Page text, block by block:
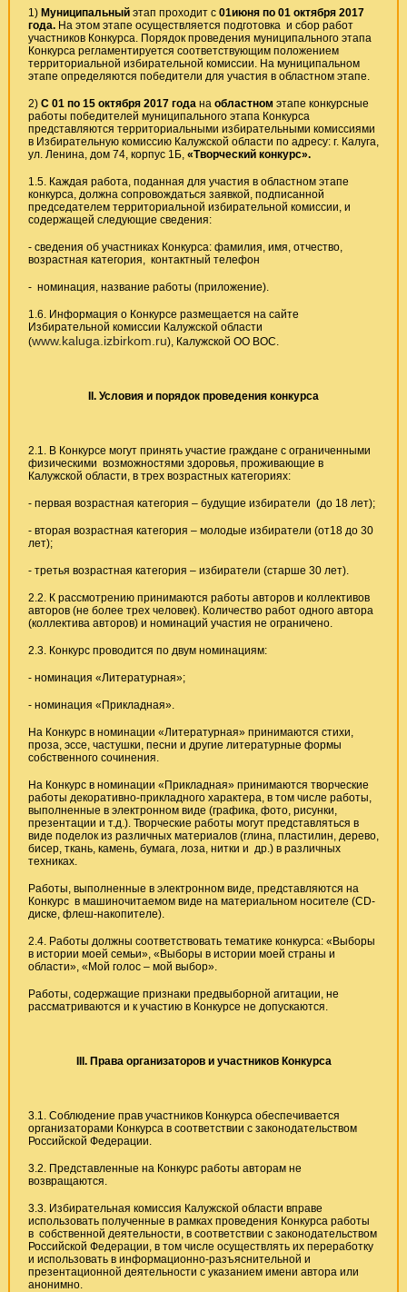
1) Муниципальный этап проходит с 01июня по 01 октября 2017
года. На этом этапе осуществляется подготовка и сбор работ
участников Конкурса. Порядок проведения муниципального этапа
Конкурса регламентируется соответствующим положением
территориальной избирательной комиссии. На муниципальном
этапе определяются победители для участия в областном этапе.
2) С 01 по 15 октября 2017 года на областном этапе конкурсные
работы победителей муниципального этапа Конкурса
представляются территориальными избирательными комиссиями
в Избирательную комиссию Калужской области по адресу: г. Калуга,
ул. Ленина, дом 74, корпус 1Б, «Творческий конкурс».
1.5. Каждая работа, поданная для участия в областном этапе
конкурса, должна сопровождаться заявкой, подписанной
председателем территориальной избирательной комиссии, и
содержащей следующие сведения:
- сведения об участниках Конкурса: фамилия, имя, отчество,
возрастная категория, контактный телефон
- номинация, название работы (приложение).
1.6. Информация о Конкурсе размещается на сайте
Избирательной комиссии Калужской области
(www.kaluga.izbirkom.ru), Калужской ОО ВОС.
. Условия и порядок проведения конкурса
2.1. В Конкурсе могут принять участие граждане с ограниченными
физическими возможностями здоровья, проживающие в
Калужской области, в трех возрастных категориях:
- первая возрастная категория – будущие избиратели (до 18 лет);
- вторая возрастная категория – молодые избиратели (от18 до 30
лет);
- третья возрастная категория – избиратели (старше 30 лет).
2.2. К рассмотрению принимаются работы авторов и коллективов
авторов (не более трех человек). Количество работ одного автора
(коллектива авторов) и номинаций участия не ограничено.
2.3. Конкурс проводится по двум номинациям:
- номинация «Литературная»;
- номинация «Прикладная».
На Конкурс в номинации «Литературная» принимаются стихи,
проза, эссе, частушки, песни и другие литературные формы
собственного сочинения.
На Конкурс в номинации «Прикладная» принимаются творческие
работы декоративно-прикладного характера, в том числе работы,
выполненные в электронном виде (графика, фото, рисунки,
презентации и т.д.). Творческие работы могут представляться в
виде поделок из различных материалов (глина, пластилин, дерево,
бисер, ткань, камень, бумага, лоза, нитки и др.) в различных
техниках.
Работы, выполненные в электронном виде, представляются на
Конкурс в машиночитаемом виде на материальном носителе (CD-
диске, флеш-накопителе).
2.4. Работы должны соответствовать тематике конкурса: «Выборы
в истории моей семьи», «Выборы в истории моей страны и
области», «Мой голос – мой выбор».
Работы, содержащие признаки предвыборной агитации, не
рассматриваются и к участию в Конкурсе не допускаются.
. Права организаторов и участников Конкурса
3.1. Соблюдение прав участников Конкурса обеспечивается
организаторами Конкурса в соответствии с законодательством
Российской Федерации.
3.2. Представленные на Конкурс работы авторам не
возвращаются.
3.3. Избирательная комиссия Калужской области вправе
использовать полученные в рамках проведения Конкурса работы
в собственной деятельности, в соответствии с законодательством
Российской Федерации, в том числе осуществлять их переработку
и использовать в информационно-разъяснительной и
презентационной деятельности с указанием имени автора или
анонимно.